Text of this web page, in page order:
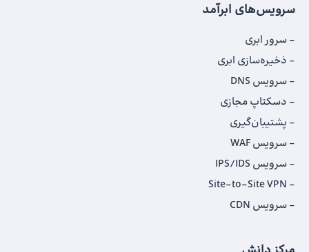
سرویس‌های ابرآمد
سرور ابری
ذخیره‌سازی ابری
سرویس DNS
دسکتاپ مجازی
پشتیبان‌گیری
سرویس WAF
سرویس IPS/IDS
Site-to-Site VPN
سرویس CDN